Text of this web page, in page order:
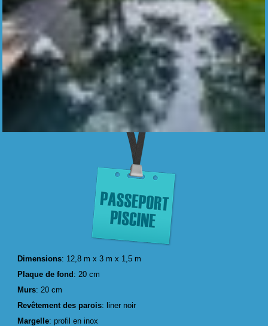
Dimensions: 12,8 m x 3 m x 1,5 m
Plaque de fond : 20 cm
Murs: 20 cm
Revêtement des parois: liner noir
Margelle: profil en inox